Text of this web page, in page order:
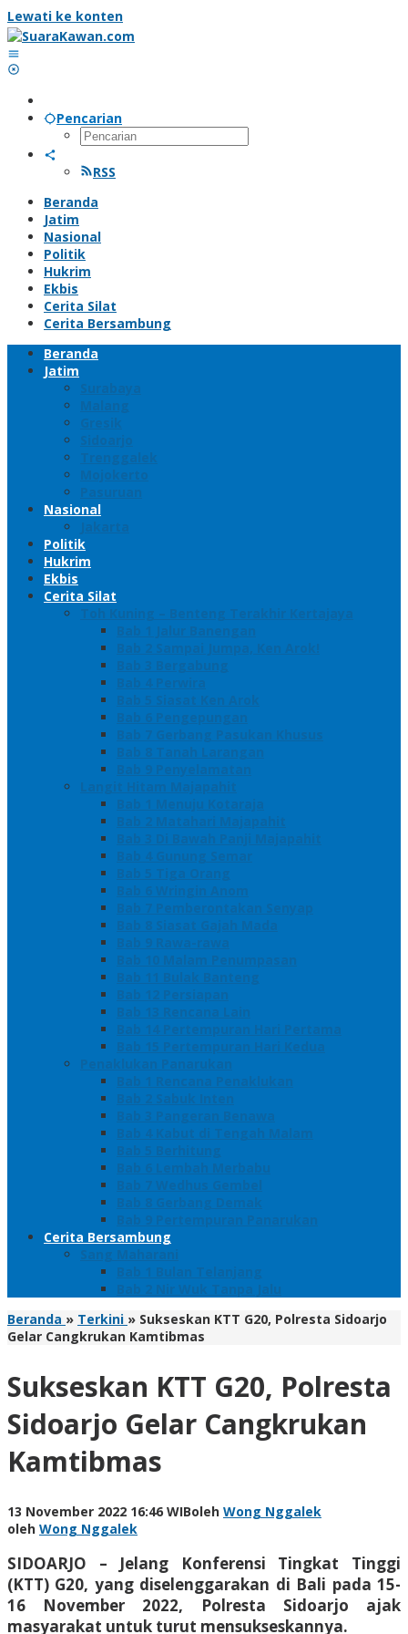
Lewati ke konten
Pencarian
RSS
Beranda
Jatim
Nasional
Politik
Hukrim
Ekbis
Cerita Silat
Cerita Bersambung
Beranda
Jatim
Surabaya
Malang
Gresik
Sidoarjo
Trenggalek
Mojokerto
Pasuruan
Nasional
Jakarta
Politik
Hukrim
Ekbis
Cerita Silat
Toh Kuning – Benteng Terakhir Kertajaya
Bab 1 Jalur Banengan
Bab 2 Sampai Jumpa, Ken Arok!
Bab 3 Bergabung
Bab 4 Perwira
Bab 5 Siasat Ken Arok
Bab 6 Pengepungan
Bab 7 Gerbang Pasukan Khusus
Bab 8 Tanah Larangan
Bab 9 Penyelamatan
Langit Hitam Majapahit
Bab 1 Menuju Kotaraja
Bab 2 Matahari Majapahit
Bab 3 Di Bawah Panji Majapahit
Bab 4 Gunung Semar
Bab 5 Tiga Orang
Bab 6 Wringin Anom
Bab 7 Pemberontakan Senyap
Bab 8 Siasat Gajah Mada
Bab 9 Rawa-rawa
Bab 10 Malam Penumpasan
Bab 11 Bulak Banteng
Bab 12 Persiapan
Bab 13 Rencana Lain
Bab 14 Pertempuran Hari Pertama
Bab 15 Pertempuran Hari Kedua
Penaklukan Panarukan
Bab 1 Rencana Penaklukan
Bab 2 Sabuk Inten
Bab 3 Pangeran Benawa
Bab 4 Kabut di Tengah Malam
Bab 5 Berhitung
Bab 6 Lembah Merbabu
Bab 7 Wedhus Gembel
Bab 8 Gerbang Demak
Bab 9 Pertempuran Panarukan
Cerita Bersambung
Sang Maharani
Bab 1 Bulan Telanjang
Bab 2 Nir Wuk Tanpa Jalu
Beranda » Terkini » Sukseskan KTT G20, Polresta Sidoarjo
Gelar Cangkrukan Kamtibmas
Sukseskan KTT G20, Polresta
Sidoarjo Gelar Cangkrukan
Kamtibmas
13 November 2022 16:46 WIBoleh Wong Nggalek
oleh Wong Nggalek
SIDOARJO – Jelang Konferensi Tingkat Tinggi
(KTT) G20, yang diselenggarakan di Bali pada 15-
16 November 2022, Polresta Sidoarjo ajak
masyarakat untuk turut mensukseskannya.